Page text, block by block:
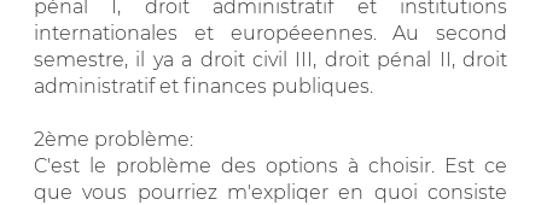
pénal I, droit administratif et institutions
internationales et européeennes. Au second
semestre, il ya a droit civil III, droit pénal II, droit
administratif et finances publiques.
2ème problème:
C'est le problème des options à choisir. Est ce
que vous pourriez m'expliqer en quoi consiste